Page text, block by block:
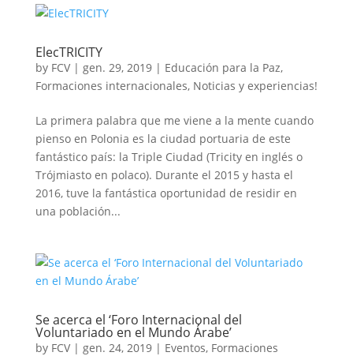
ElecTRICITY
by FCV| gen. 29, 2019| Educación para la Paz,
Formaciones internacionales, Noticias y experiencias!
La primera palabra que me viene a la mente cuando
pienso en Polonia es la ciudad portuaria de este
fantástico país: la Triple Ciudad (Tricity en inglés o
Trójmiasto en polaco). Durante el 2015 y hasta el
2016, tuve la fantástica oportunidad de residir en
una población...
Se acerca el ‘Foro Internacional del
Voluntariado en el Mundo Árabe’
by FCV| gen. 24, 2019| Eventos, Formaciones